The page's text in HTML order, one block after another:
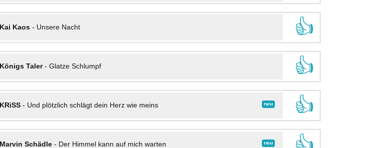
Kai Kaos- Unsere Nacht
👍
Königs Taler- Glatze Schlumpf
👍
neu
KRiSS- Und plötzlich schlägt dein Herz wie meins
👍
neu
Marvin Schädle- Der Himmel kann auf mich warten